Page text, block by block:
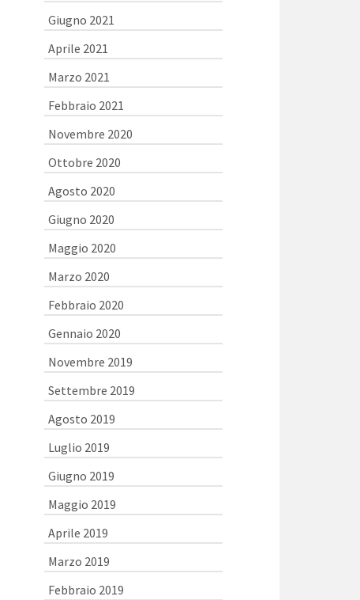
Giugno 2021
Aprile 2021
Marzo 2021
Febbraio 2021
Novembre 2020
Ottobre 2020
Agosto 2020
Giugno 2020
Maggio 2020
Marzo 2020
Febbraio 2020
Gennaio 2020
Novembre 2019
Settembre 2019
Agosto 2019
Luglio 2019
Giugno 2019
Maggio 2019
Aprile 2019
Marzo 2019
Febbraio 2019